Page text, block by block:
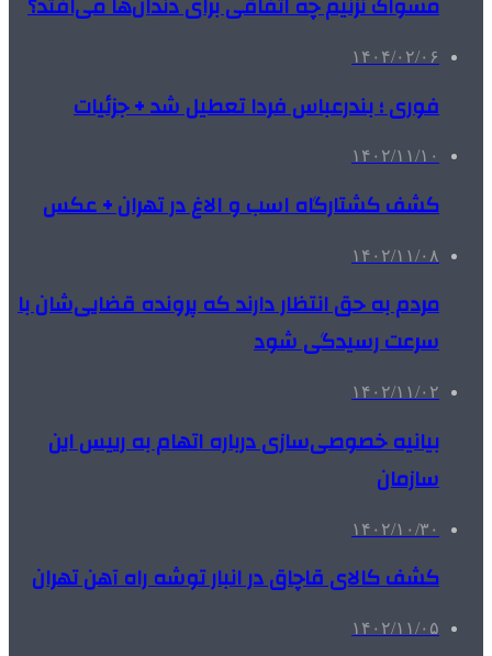
۱۴۰۴/۰۲/۰۶
فوری ؛ بندرعباس فردا تعطیل شد + جزئیات
۱۴۰۲/۱۱/۱۰
کشف کشتارگاه اسب و الاغ در تهران + عکس
۱۴۰۲/۱۱/۰۸
مردم به حق انتظار دارند که پرونده قضایی‌شان با
سرعت رسیدگی شود
۱۴۰۲/۱۱/۰۲
بیانیه خصوصی‌سازی درباره اتهام به رییس این
سازمان
۱۴۰۲/۱۰/۳۰
کشف کالای قاچاق در انبار توشه راه آهن تهران
۱۴۰۲/۱۱/۰۵